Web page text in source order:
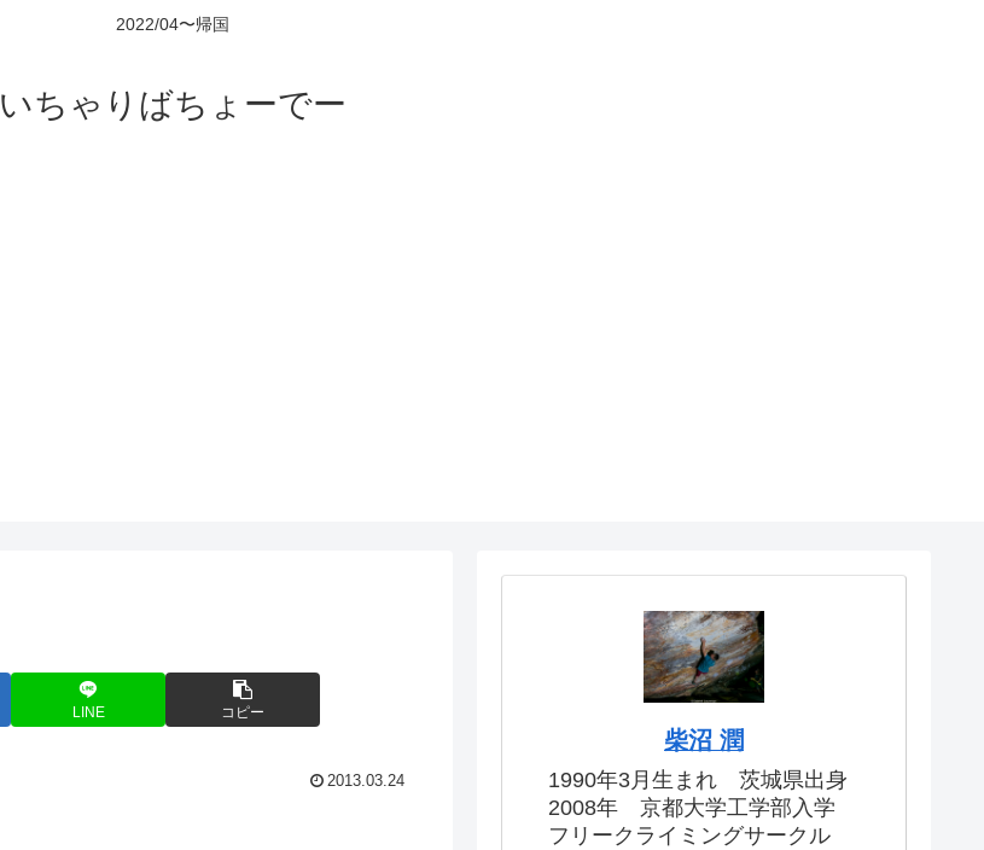
2022/04〜帰国
いちゃりばちょーでー
LINE コピー
2013.03.24
柴沼 潤
1990年3月生まれ 茨城県出身
2008年 京都大学工学部入学
フリークライミングサークル